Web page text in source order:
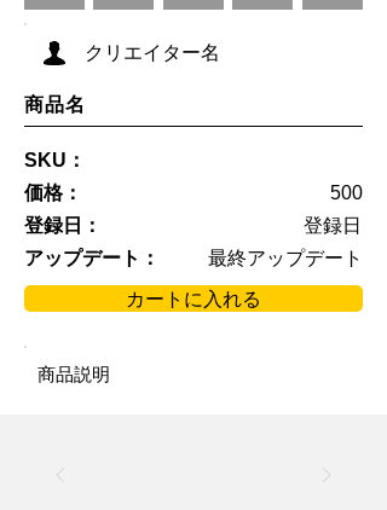
クリエイター名
商品名
SKU：
価格：
500
登録日：
登録日
アップデート：
最終アップデート
カートに入れる
商品説明